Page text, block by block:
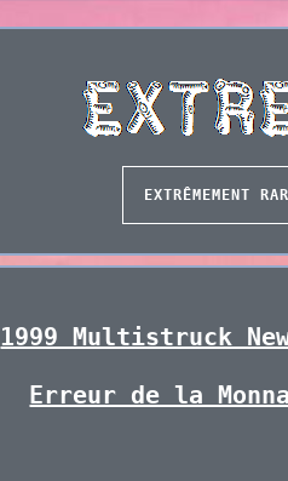
EXTRÊMEMENT
1999 Multistruck
Erreur de la